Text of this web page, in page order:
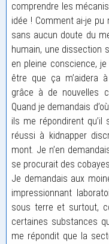
comprendre les
idée ! Comment ai-je
sans aucun doute du
humain, une dissection
en pleine conscience,
être que ça m’aidera
grâce à de nouvelles
Quand je demandais
ils me répondirent qu’il
réussi à kidnapper
mont. Je n’en
se procurait des
Je demandais aux
impressionnant
sous terre et surtout,
certaines substances
me répondit que la